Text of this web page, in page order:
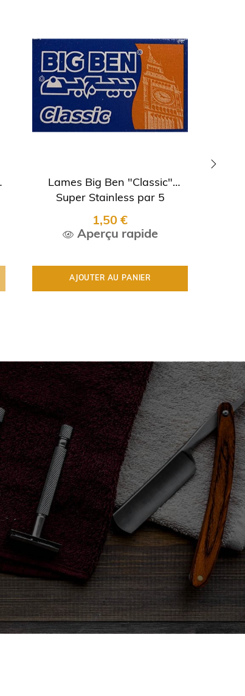
Lames Big Ben "Classic"
Super Stainless par 5
1,50 €
Aperçu rapide
AJOUTER AU PANIER